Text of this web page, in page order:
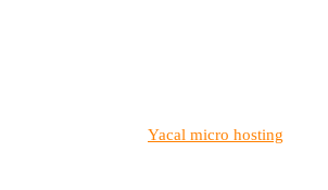
Yacal micro hosting